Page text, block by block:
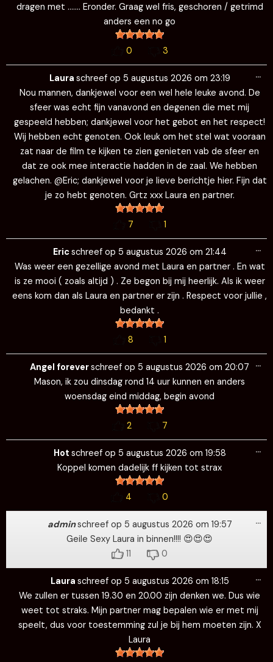
dragen met ……. Eronder. Graag wel fris, geschoren / getrimd
anders een no go
0 3
Laura schreef op 5 augustus 2026 om 23:19
Nou mannen, dankjewel voor een wel hele leuke avond. De
sfeer was echt fijn vanavond en degenen die met mij
gespeeld hebben; dankjewel voor het gebot en het respect!
Wij hebben echt genoten. Ook leuk om het stel wat vooraan
zat naar de film te kijken te zien genieten vab de sfeer en
dat ze ook mee interactie hadden in de zaal. We hebben
gelachen. @Eric; dankjewel voor je lieve berichtje hier. Fijn dat
je zo hebt genoten. Grtz xxx Laura en partner.
7 1
…
Ericschreef op 5 augustus 2026 om 21:44
Was weer een gezellige avond met Laura en partner . En wat
is ze mooi ( zoals altijd ) . Ze begon bij mij heerlijk. Als ik weer
eens kom dan als Laura en partner er zijn . Respect voor jullie ,
bedankt .
8 1
…
Angel foreverschreef op 5 augustus 2026 om 20:07
Mason, ik zou dinsdag rond 14 uur kunnen en anders
woensdag eind middag, begin avond
2 7
…
Hot schreef op 5 augustus 2026 om 19:58
Koppel komen dadelijk ff kijken tot strax
4 0
…
adminschreef op 5 augustus 2026 om 19:57
Geile Sexy Laura in binnen!!!! 😍😍😍
11
0
…
Laura schreef op 5 augustus 2026 om 18:15
We zullen er tussen 19.30 en 20.00 zijn denken we. Dus wie
weet tot straks. Mijn partner mag bepalen wie er met mij
speelt, dus voor toestemming zul je bij hem moeten zijn. X
Laura
…